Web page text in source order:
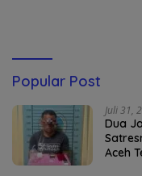
Popular Post
Juli 31,
Dua
Aceh